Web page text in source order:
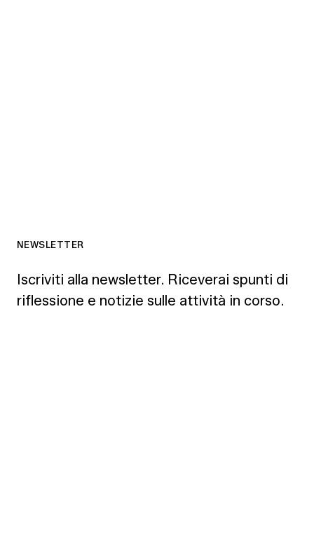
NEWSLETTER
Iscriviti alla newsletter. Riceverai spunti di
riflessione e notizie sulle attività in corso.